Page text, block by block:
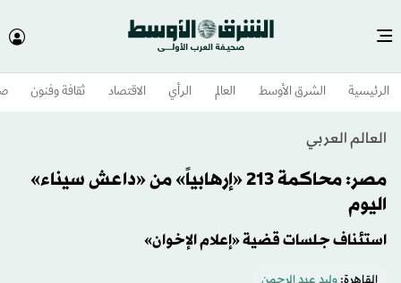
الرئيسية الشرق الأوسط​ العالم الرأي الاقتصاد ثقافة وفنون
العالم العربي
مصر: محاكمة 213 «إرهابياً» من «داعش سيناء»
اليوم
استئناف جلسات قضية «إعلام الإخوان»